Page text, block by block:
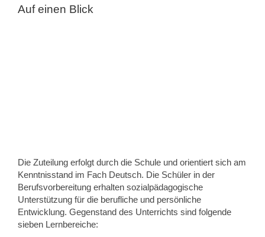
Auf einen Blick
Die Zuteilung erfolgt durch die Schule und orientiert sich am
Kenntnisstand im Fach Deutsch. Die Schüler in der
Berufsvorbereitung erhalten sozialpädagogische
Unterstützung für die berufliche und persönliche
Entwicklung. Gegenstand des Unterrichts sind folgende
sieben Lernbereiche: